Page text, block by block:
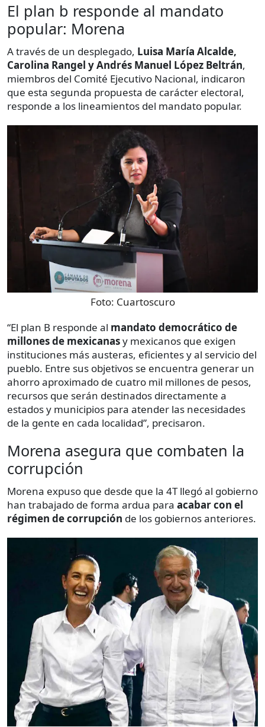
El plan b responde al mandato
popular: Morena
A través de un desplegado, Luisa María Alcalde,
Carolina Rangel y Andrés Manuel López Beltrán,
miembros del Comité Ejecutivo Nacional, indicaron
que esta segunda propuesta de carácter electoral,
responde a los lineamientos del mandato popular.
Foto: Cuartoscuro
“El plan B responde al mandato democrático de
millones de mexicanasy mexicanos que exigen
instituciones más austeras, eficientes y al servicio del
pueblo. Entre sus objetivos se encuentra generar un
ahorro aproximado de cuatro mil millones de pesos,
recursos que serán destinados directamente a
estados y municipios para atender las necesidades
de la gente en cada localidad”, precisaron.
Morena asegura que combaten la
corrupción
Morena expuso que desde que la 4T llegó al gobierno
han trabajado de forma ardua para acabar con el
régimen de corrupción de los gobiernos anteriores.